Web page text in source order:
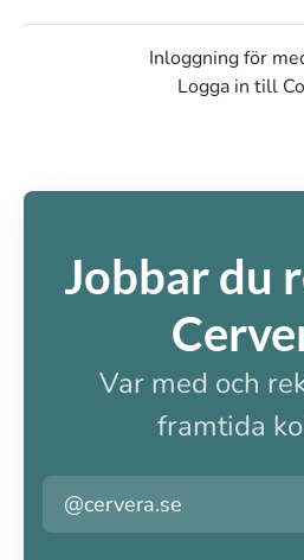
Inloggning för
Logga in till
Jobbar du
Var med och
framtida
@cervera.se